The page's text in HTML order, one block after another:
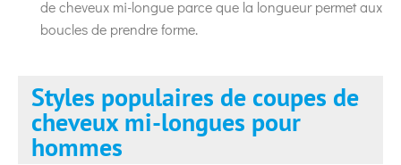
de cheveux mi-longue parce que la longueur permet aux
boucles de prendre forme.
Styles populaires de coupes de
cheveux mi-longues pour
hommes